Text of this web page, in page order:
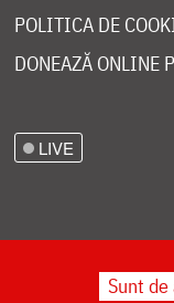
POLITICA DE
DONEAZĂ ONLINE
LIVE
Sunt de